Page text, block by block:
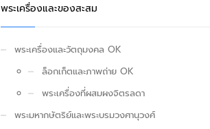
พระเครื่องและของสะสม
พระเครื่องและวัตถุมงคล OK
ล็อกเก็ตและภาพถ่าย OK
พระเครื่องที่ผสมผงจิตรลดา
พระมหากษัตริย์และพระบรมวงศานุวงศ์